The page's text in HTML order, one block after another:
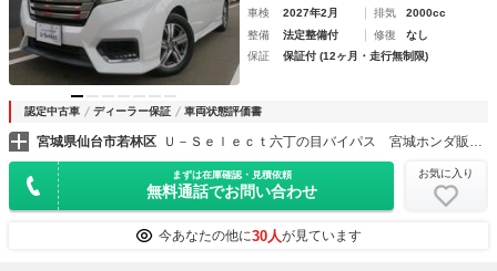
車検
2027年2月 排気
2000cc
整備
法定整備付 修復
なし
保証
保証付 (12ヶ月・走行無制限)
認定中古車 ディーラー保証 車両状態評価書
宮城県仙台市若林区 Ｕ－Ｓｅｌｅｃｔ六丁の目バイパス 宮城ホンダ販売（株）
まずは在庫確認・見積依頼
無料通話でお問い合わせ
お気に入り
今あなたの他に30人が見ています